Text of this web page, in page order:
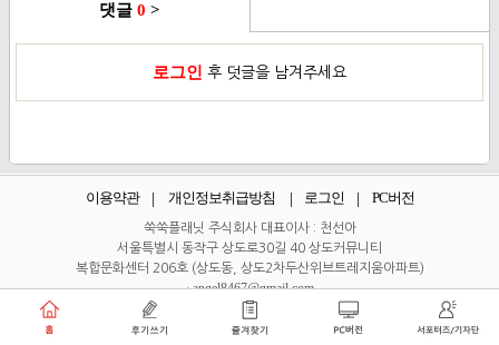
댓글 0 >
로그인 후 덧글을 남겨주세요
이용약관 개인정보취급방침 로그인 PC버전
쑥쑥플래닛 주식회사 대표이사 : 천선아
서울특별시 동작구 상도로30길 40 상도커뮤니티
복합문화센터 206호 (상도동, 상도2차두산위브트레지움아파트)
·angel8467@gmail.com